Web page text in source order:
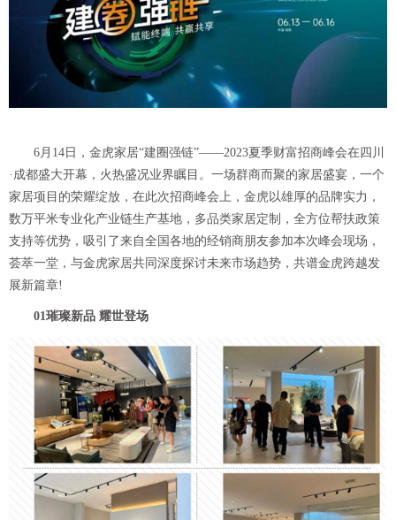
6月14日，金虎家居“建圈强链”——2023夏季财富招商峰会在四川
·成都盛大开幕，火热盛况业界瞩目。一场群商而聚的家居盛宴，一个
家居项目的荣耀绽放，在此次招商峰会上，金虎以雄厚的品牌实力，
数万平米专业化产业链生产基地，多品类家居定制，全方位帮扶政策
支持等优势，吸引了来自全国各地的经销商朋友参加本次峰会现场，
荟萃一堂，与金虎家居共同深度探讨未来市场趋势，共谱金虎跨越发
展新篇章!
01璀璨新品 耀世登场